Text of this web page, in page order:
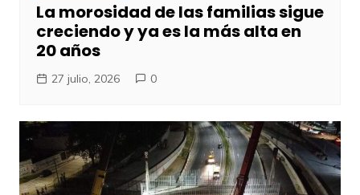
​La morosidad de las familias sigue
creciendo y ya es la más alta en
20 años
27 julio, 2026 0